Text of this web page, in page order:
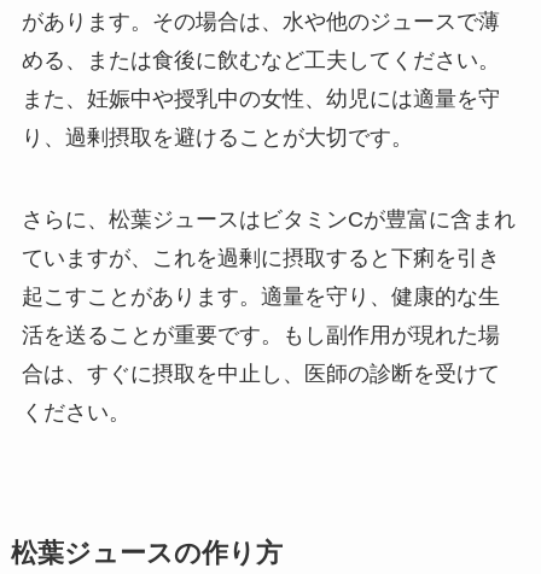
があります。その場合は、水や他のジュースで薄
める、または食後に飲むなど工夫してください。
また、妊娠中や授乳中の女性、幼児には適量を守
り、過剰摂取を避けることが大切です。
さらに、松葉ジュースはビタミンCが豊富に含まれ
ていますが、これを過剰に摂取すると下痢を引き
起こすことがあります。適量を守り、健康的な生
活を送ることが重要です。もし副作用が現れた場
合は、すぐに摂取を中止し、医師の診断を受けて
ください。
松葉ジュースの作り方